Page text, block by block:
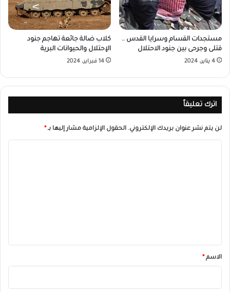
مستجدات القسام وسرايا القدس ..
قتلى وجرحى بين جنود الاحتلال
4 يناير، 2024
كلاب ضالة جائعة تهاجم جنود
الإحتلال والحيوانات البرية
14 فبراير، 2024
اترك تعليقاً
لن يتم نشر عنوان بريدك الإلكتروني. الحقول الإلزامية مشار إليها بـ*
*الاسم*